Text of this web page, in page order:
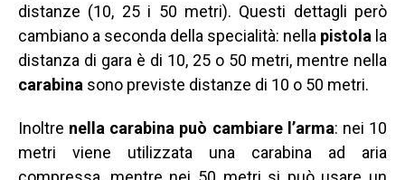
distanze (10, 25 i 50 metri). Questi dettagli però
cambiano a seconda della specialità: nella pistola la
distanza di gara è di 10, 25 o 50 metri, mentre nella
carabina sono previste distanze di 10 o 50 metri.
Inoltre nella carabina può cambiare l’arma: nei 10
metri viene utilizzata una carabina ad aria